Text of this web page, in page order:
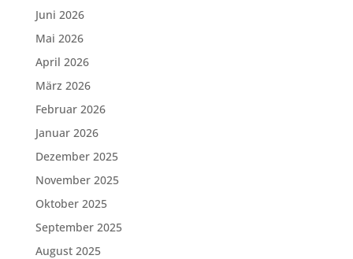
Juni 2026
Mai 2026
April 2026
März 2026
Februar 2026
Januar 2026
Dezember 2025
November 2025
Oktober 2025
September 2025
August 2025